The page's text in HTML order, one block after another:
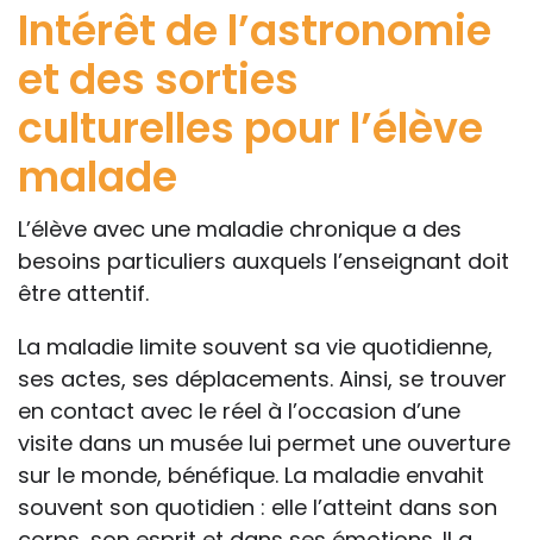
Intérêt de l’astronomie
et des sorties
culturelles pour l’élève
malade
L’élève avec une maladie chronique a des
besoins particuliers auxquels l’enseignant doit
être attentif.
La maladie limite souvent sa vie quotidienne,
ses actes, ses déplacements. Ainsi, se trouver
en contact avec le réel à l’occasion d’une
visite dans un musée lui permet une ouverture
sur le monde, bénéfique. La maladie envahit
souvent son quotidien : elle l’atteint dans son